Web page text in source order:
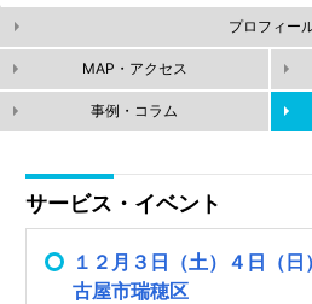
プロフィー
MAP・アクセス
事例・コラム
サービス・イベント
１２月３日（土）４日（
古屋市瑞穂区